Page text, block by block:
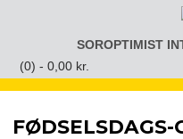
SOROPTIMIST
(0) - 0,00 kr.